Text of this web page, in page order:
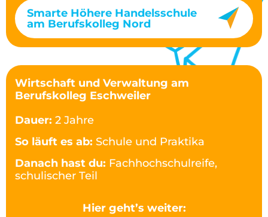
Smarte Höhere Handelsschule
am Berufskolleg Nord
Wirtschaft und Verwaltung am
Berufskolleg Eschweiler
Dauer: 2 Jahre
So läuft es ab: Schule und Praktika
Danach hast du: Fachhochschulreife,
schulischer Teil
Hier geht’s weiter: